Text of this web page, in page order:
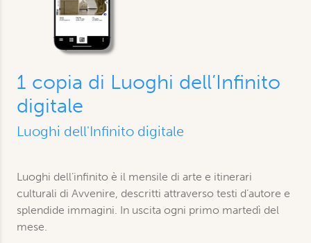
1 copia di Luoghi dell’Infinito
digitale
Luoghi dell'Infinito digitale
Luoghi dell’infinito è il mensile di arte e itinerari
culturali di Avvenire, descritti attraverso testi d’autore e
splendide immagini. In uscita ogni primo martedì del
mese.